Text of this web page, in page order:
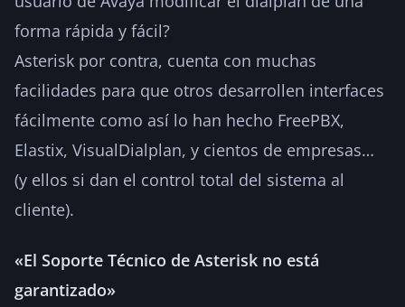
forma rápida y fácil?
Asterisk por contra, cuenta con muchas
facilidades para que otros desarrollen interfaces
fácilmente como así lo han hecho FreePBX,
Elastix, VisualDialplan, y cientos de empresas…
(y ellos si dan el control total del sistema al
cliente).
«El Soporte Técnico de Asterisk no está
garantizado»